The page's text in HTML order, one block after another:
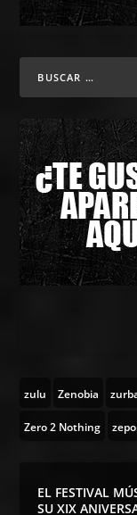
zulu Zenobia
Zero 2 Nothing
EL FESTIVAL
SU XIX